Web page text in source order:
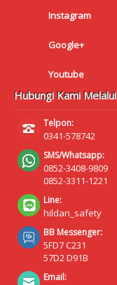
Instagram
Google+
Youtube
Hubungi Kami Melalui
Telpon:
0341-578742
SMS/Whatsapp:
0852-3408-9809
0852-3311-1221
Line:
hildan_safety
BB Messenger:
5FD7 C231
57D2 D91B
Email: